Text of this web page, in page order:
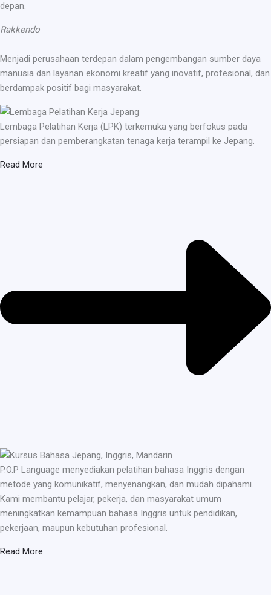
depan.
Rakkendo
Menjadi perusahaan terdepan dalam pengembangan sumber daya
manusia dan layanan ekonomi kreatif yang inovatif, profesional, dan
berdampak positif bagi masyarakat.
Lembaga Pelatihan Kerja (LPK) terkemuka yang berfokus pada
persiapan dan pemberangkatan tenaga kerja terampil ke Jepang.
Read More
P.O.P Language menyediakan pelatihan bahasa Inggris dengan
metode yang komunikatif, menyenangkan, dan mudah dipahami.
Kami membantu pelajar, pekerja, dan masyarakat umum
meningkatkan kemampuan bahasa Inggris untuk pendidikan,
pekerjaan, maupun kebutuhan profesional.
Read More